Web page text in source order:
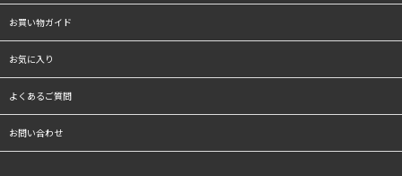
お買い物ガイド
お気に入り
よくあるご質問
お問い合わせ